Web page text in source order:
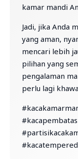
kamar mandi
Jadi, jika Anda
yang aman,
mencari lebih
pilihan yang
pengalaman
perlu lagi